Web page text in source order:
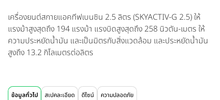
เครื่องยนต์สกายแอคทีฟเบนซิน 2.5 ลิตร (SKYACTIV-G 2.5) ให้
แรงม้าสูงสุดถึง 194 แรงม้า แรงบิดสูงสุดถึง 258 นิวตัน-เมตร ให้
ความประหยัดน้ำมัน และเป็นมิตรกับสิ่งแวดล้อม และประหยัดน้ำมัน
สูงถึง 13.2 กิโลเมตรต่อลิตร
ข้อมูลทั่วไป สเปคละเอียด ดีไซน์ ความปลอดภัย